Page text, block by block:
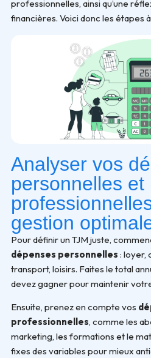
professionnelles, ainsi qu’une
financières. Voici donc les étapes
Analyser vos
personnelles et
gestion
Pour définir un TJM juste,
dépenses personnelles : loyer,
transport, loisirs. Faites le total
devez gagner pour maintenir
Ensuite, prenez en compte vos
professionnelles, comme les
marketing, les formations et le
fixes des variables pour mieux